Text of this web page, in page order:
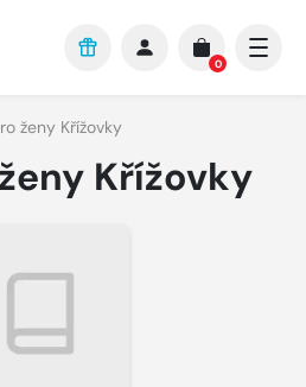
0
ženy Křížovky
Křížovky